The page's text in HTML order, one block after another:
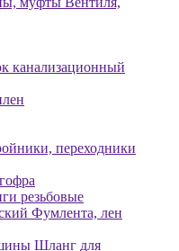
канализационный
переходники
резьбовые
Фумлента, лен
Шланг для